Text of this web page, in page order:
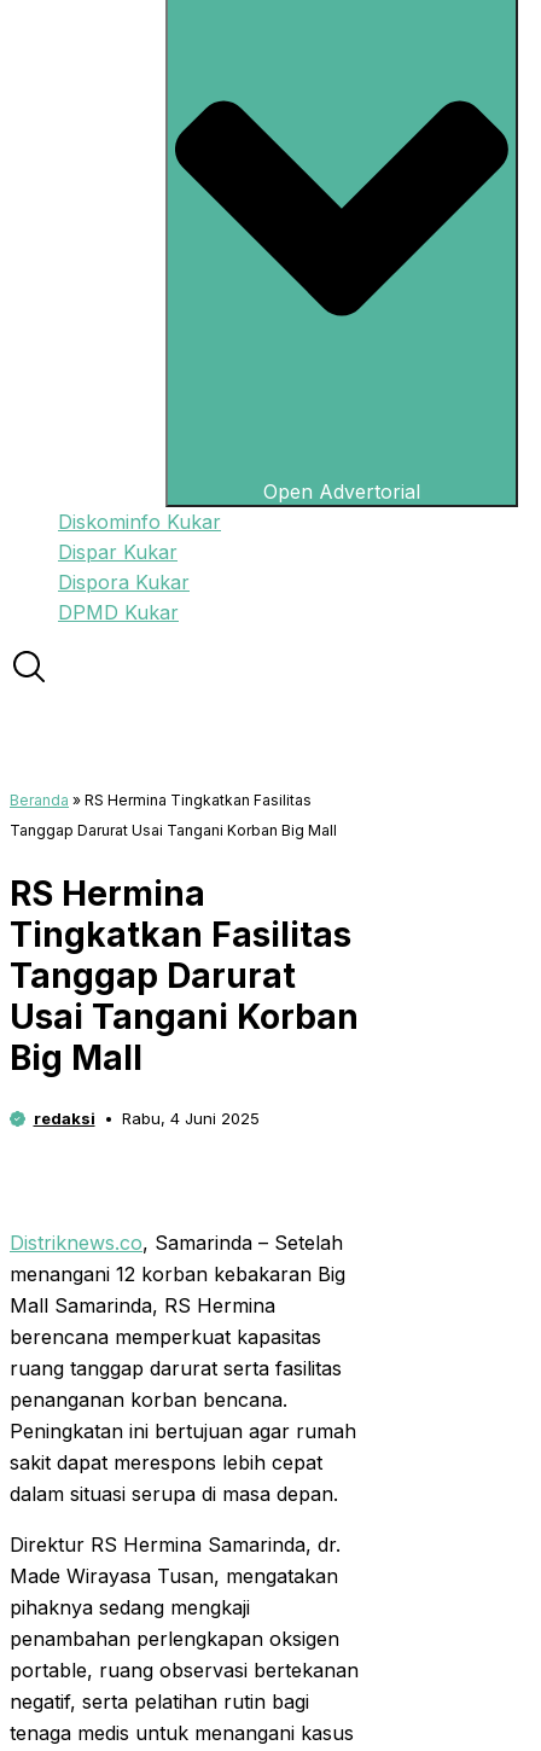
Open Advertorial
Diskominfo Kukar
Dispar Kukar
Dispora Kukar
DPMD Kukar
Beranda » RS Hermina Tingkatkan Fasilitas
Tanggap Darurat Usai Tangani Korban Big Mall
RS Hermina
Tingkatkan Fasilitas
Tanggap Darurat
Usai Tangani Korban
Big Mall
redaksi Rabu, 4 Juni 2025
Distriknews.co, Samarinda – Setelah
menangani 12 korban kebakaran Big
Mall Samarinda, RS Hermina
berencana memperkuat kapasitas
ruang tanggap darurat serta fasilitas
penanganan korban bencana.
Peningkatan ini bertujuan agar rumah
sakit dapat merespons lebih cepat
dalam situasi serupa di masa depan.
Direktur RS Hermina Samarinda, dr.
Made Wirayasa Tusan, mengatakan
pihaknya sedang mengkaji
penambahan perlengkapan oksigen
portable, ruang observasi bertekanan
negatif, serta pelatihan rutin bagi
tenaga medis untuk menangani kasus